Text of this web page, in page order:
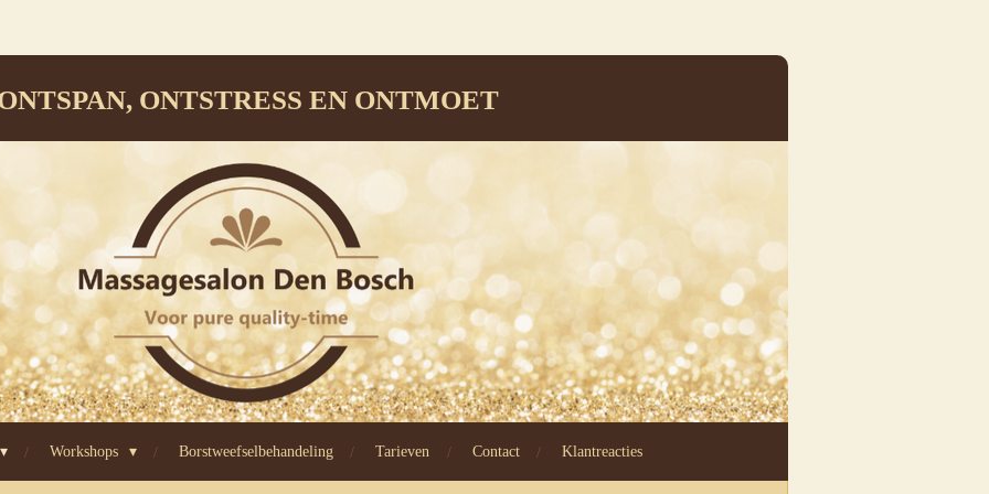
ONTSTRESS EN ONTMOET
Workshops Borstweefselbehandeling Tarieven Contact Klantreacties